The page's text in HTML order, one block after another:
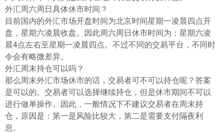
外汇周六周日具体休市时间？
目前国内的外汇市场开盘时间为北京时间星期一凌晨四点开
盘，星期六凌晨收盘。因此周六周日休市时间为：星期六凌
晨4点左右至星期一凌晨四点。不过不同的交易平台，不同时
令会有略微差异。
外汇周末持仓可以吗？
那么周末外汇市场休市的话，交易者可不可以持仓呢？答案
是可以的。交易者可以选择继续持仓，但是休市期间不可以
进行做单操作。因此，一般情况下不建议交易者在周末持
仓，原因是：第一是风险比较大，第二是需要支付隔夜利
息。